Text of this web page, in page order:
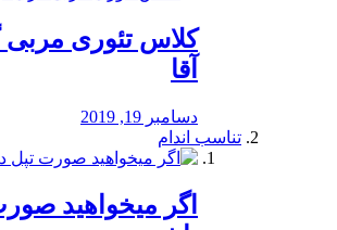
آقا
دسامبر 19, 2019
تناسب اندام
اگر میخواهید